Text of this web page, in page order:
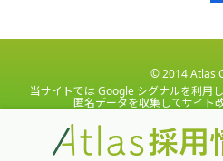
© 2014 Atlas
当サイトでは Google シグナルを利用
匿名データを収集してサイト
データは Google のポリシーに基づき
きます。アトラスでの個人情報の取り
さい。